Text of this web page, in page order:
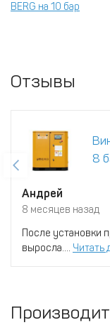
BERG на 10 бар
Отзывы
8
Андрей
8 месяцев назад
После установки
выросла.... Читать